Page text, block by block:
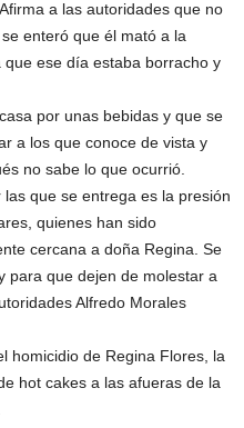
a las autoridades que no
enteró que él mató a la
ese día estaba borracho y
por unas bebidas y que se
a los que conoce de vista y
no sabe lo que ocurrió.
que se entrega es la presión
quienes han sido
cercana a doña Regina. Se
para que dejen de molestar a
Alfredo Morales
homicidio de Regina Flores, la
hot cakes a las afueras de la